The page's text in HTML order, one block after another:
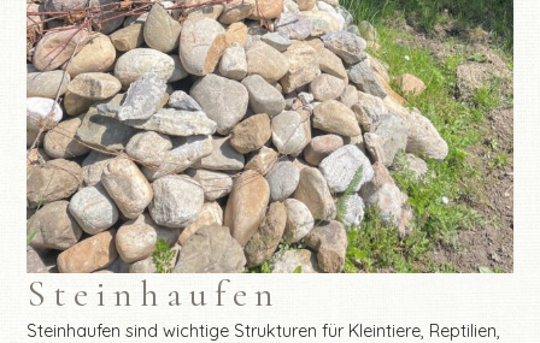
Steinhaufen
Steinhaufen sind wichtige Strukturen für Kleintiere, Reptilien,